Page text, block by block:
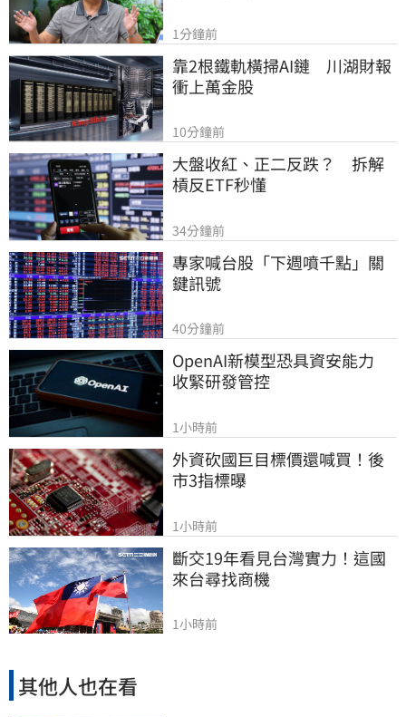
1分鐘前
靠2根鐵軌橫掃AI鏈　川湖財報
衝上萬金股
10分鐘前
大盤收紅、正二反跌？　拆解
槓反ETF秒懂
34分鐘前
專家喊台股「下週噴千點」關
鍵訊號
40分鐘前
OpenAI新模型恐具資安能力
收緊研發管控
1小時前
外資砍國巨目標價還喊買！後
市3指標曝
1小時前
斷交19年看見台灣實力！這國
來台尋找商機
1小時前
其他人也在看